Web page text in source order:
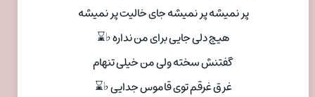
پر نمیشه پر نمیشه جای خالیت پر نمیشه
هیچ دلی جایی برای من نداره ♭⌛
گفتنش سخته ولی من خیلی تنهام
غرق غرقم توی قاموس جدایی ♭⌛